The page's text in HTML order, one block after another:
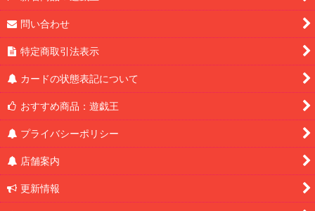
問い合わせ
特定商取引法表示
カードの状態表記について
おすすめ商品：遊戯王
プライバシーポリシー
店舗案内
更新情報